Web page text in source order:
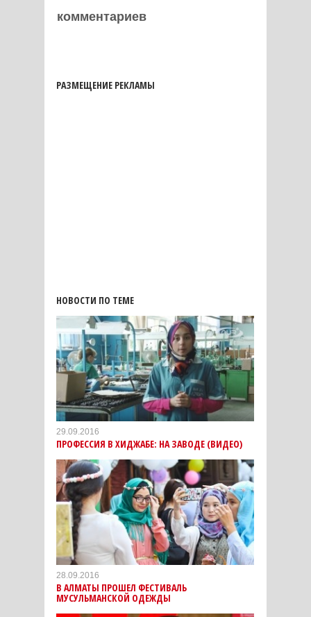
комментариев
РАЗМЕЩЕНИЕ РЕКЛАМЫ
НОВОСТИ ПО ТЕМЕ
29.09.2016
ПРОФЕССИЯ В ХИДЖАБЕ: НА ЗАВОДЕ (ВИДЕО)
28.09.2016
В АЛМАТЫ ПРОШЕЛ ФЕСТИВАЛЬ
МУСУЛЬМАНСКОЙ ОДЕЖДЫ